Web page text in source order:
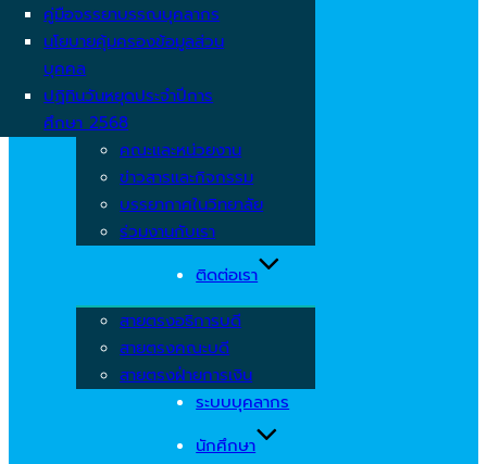
คู่มือจรรยาบรรณบุคลากร
นโยบายคุ้มครองข้อมูลส่วน
บุคคล
ปฏิทินวันหยุดประจำปีการ
ศึกษา 2568
คณะและหน่วยงาน
ข่าวสารและกิจกรรม
บรรยากาศในวิทยาลัย
ร่วมงานกับเรา
ติดต่อเรา
สายตรงอธิการบดี
สายตรงคณะบดี
สายตรงฝ่ายการเงิน
ระบบบุคลากร
นักศึกษา